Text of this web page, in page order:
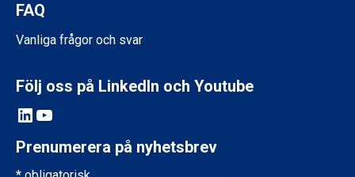
FAQ
Vanliga frågor och svar
Följ oss på LinkedIn och Youtube
LinkedIn
YouTube
Prenumerera på nyhetsbrev